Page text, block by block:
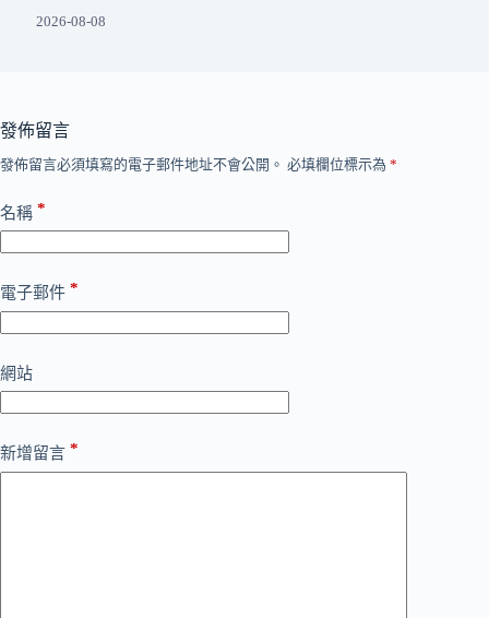
2026-08-08
發佈留言
發佈留言必須填寫的電子郵件地址不會公開。 必填欄位標示為 *
名稱 *
電子郵件 *
網站
新增留言 *